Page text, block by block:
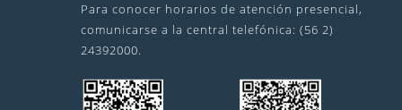
Para conocer horarios de atención presencial,
comunicarse a la central telefónica: (56 2)
24392000.